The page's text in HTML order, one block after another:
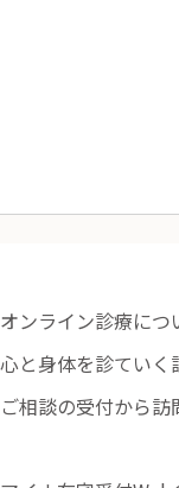
オンライン診療につ
心と身体を診ていく
ご相談の受付から